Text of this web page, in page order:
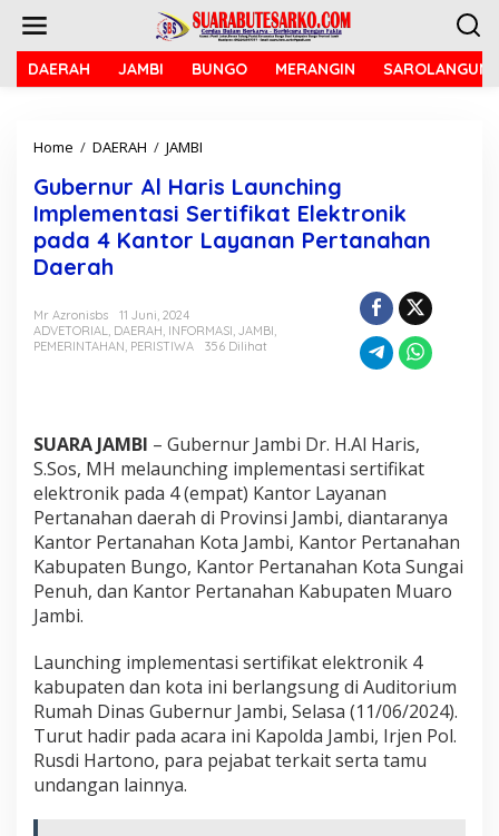
DAERAH JAMBI BUNGO MERANGIN SAROLANGUN
Home / DAERAH / JAMBI
b
e
r
n
l
H
L
a
u
n
c
h
i
n
p
e
m
e
n
Gubernur Al Haris Launching
Implementasi Sertifikat Elektronik
pada 4 Kantor Layanan Pertanahan
Daerah
Mr Azronisbs
11 Juni, 2024
ADVETORIAL, DAERAH, INFORMASI, JAMBI,
PEMERINTAHAN, PERISTIWA 356 Dilihat
SUARA JAMBI – Gubernur Jambi Dr. H.Al Haris,
S.Sos, MH melaunching implementasi sertifikat
elektronik pada 4 (empat) Kantor Layanan
Pertanahan daerah di Provinsi Jambi, diantaranya
Kantor Pertanahan Kota Jambi, Kantor Pertanahan
Kabupaten Bungo, Kantor Pertanahan Kota Sungai
Penuh, dan Kantor Pertanahan Kabupaten Muaro
Jambi.
Launching implementasi sertifikat elektronik 4
kabupaten dan kota ini berlangsung di Auditorium
Rumah Dinas Gubernur Jambi, Selasa (11/06/2024).
Turut hadir pada acara ini Kapolda Jambi, Irjen Pol.
Rusdi Hartono, para pejabat terkait serta tamu
undangan lainnya.